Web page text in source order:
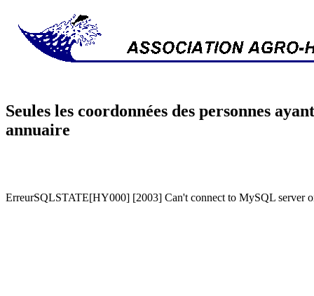
Seules les coordonnées des personnes
annuaire
ErreurSQLSTATE[HY000] [2003] Can't connect to MySQL server